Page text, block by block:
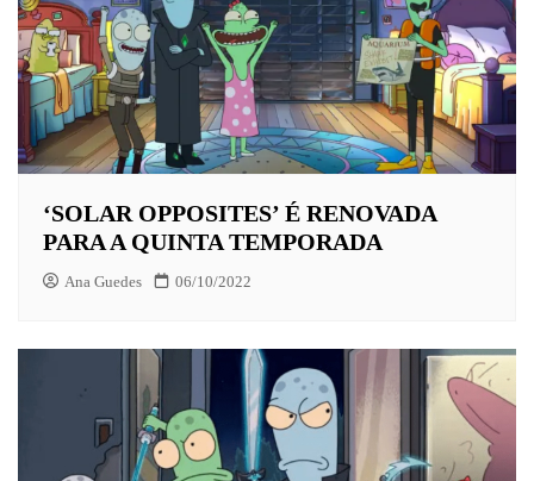
‘SOLAR OPPOSITES’ É RENOVADA
PARA A QUINTA TEMPORADA
Ana Guedes 06/10/2022